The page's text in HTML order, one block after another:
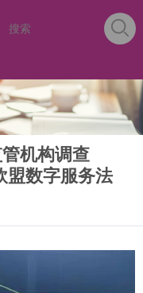
机构调查
盟数字服务法